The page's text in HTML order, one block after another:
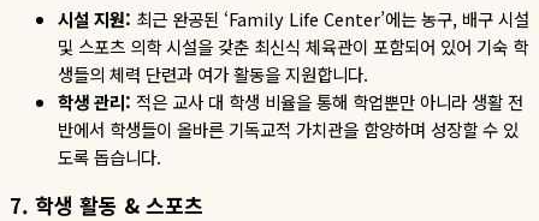
시설 지원: 최근 완공된 ‘Family Life Center’에는 농구, 배구 시설
및 스포츠 의학 시설을 갖춘 최신식 체육관이 포함되어 있어 기숙 학
생들의 체력 단련과 여가 활동을 지원합니다.
학생관리: 적은 교사 대 학생 비율을 통해 학업뿐만 아니라 생활 전
반에서 학생들이 올바른 기독교적 가치관을 함양하며 성장할 수 있
도록 돕습니다.
7. 학생 활동 & 스포츠